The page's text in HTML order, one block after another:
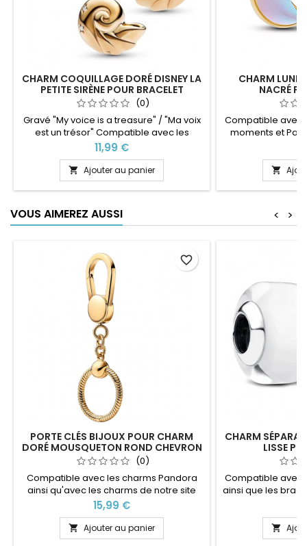
CHARM COQUILLAGE DORÉ DISNEY LA
PETITE SIRÈNE POUR BRACELET
(0)
Gravé "My voice is a treasure" / "Ma voix
est un trésor" Compatible avec les
bracelets Pandora ainsi que les
bracelets de notre site idéal pour : Noël,
Saint Valentin, anniversaire, anniversaire
de mariage
Prix
11,99 €
 Ajouter au panier
CHARM LUNE
NACRÉ
Compatible avec
moments et
Maillon
Saint Valentin,
de

VOUS AIMEREZ AUSSI >
<
PORTE CLÉS BIJOUX POUR CHARM
DORÉ MOUSQUETON ROND CHEVRON
(0)
Compatible avec les charms Pandora
ainsi qu'avec les charms de notre site
idéal pour : Noël, Saint Valentin,
anniversaire, anniversaire de mariage
L'ouverture pour les charms se fait au
niveau de la boule en argent
Prix
15,99 €
 Ajouter au panier
favorite_border
CHARM
LISSE
Compatible avec
ainsi que les
